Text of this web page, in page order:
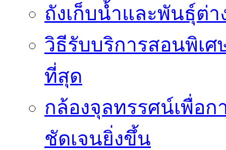
ถังเก็บน้ำและพันธุ์ต่า
วิธีรับบริการสอนพิเ
ที่สุด
กล้องจุลทรรศน์เพื่อ
ชัดเจนยิ่งขึ้น